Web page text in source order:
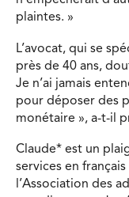
plaintes. »
L’avocat, qui se
près de 40 ans,
Je n’ai jamais
pour déposer des
monétaire », a-t-il
Claude* est un
services en
l’Association des